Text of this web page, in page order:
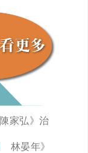
陳家弘》治
林晏年》